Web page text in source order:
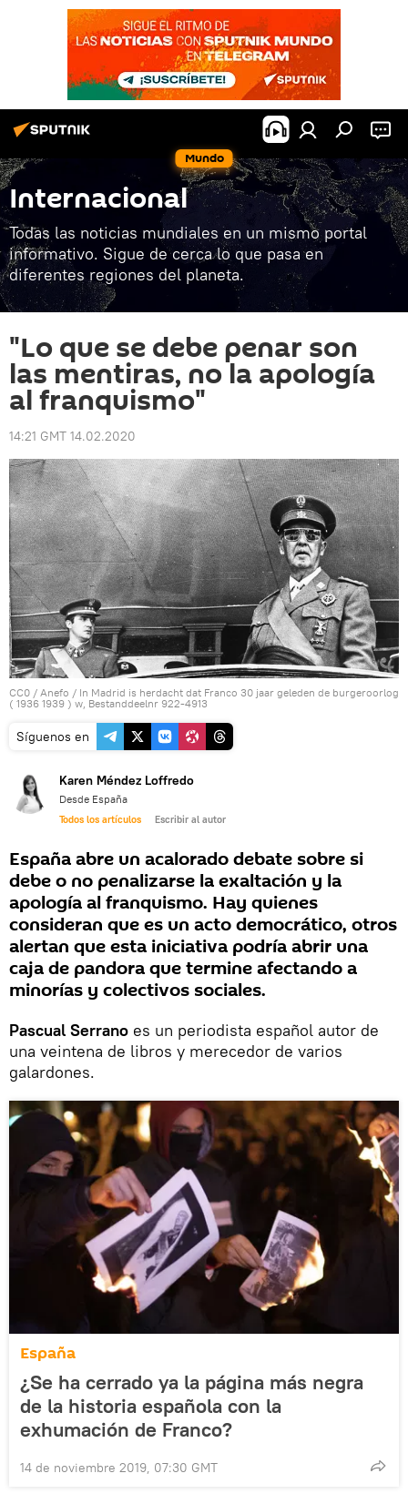
Mundo
Internacional
Todas las noticias mundiales en un mismo portal
informativo. Sigue de cerca lo que pasa en
diferentes regiones del planeta.
"Lo que se debe penar son
las mentiras, no la apología
al franquismo"
14:21 GMT 14.02.2020
CC0 / Anefo / In Madrid is herdacht dat Franco 30 jaar geleden de burgeroorlog
( 1936 1939 ) w, Bestanddeelnr 922-4913
Síguenos en
Karen Méndez Loffredo
Desde España
Todos los artículos Escribir al autor
España abre un acalorado debate sobre si
debe o no penalizarse la exaltación y la
apología al franquismo. Hay quienes
consideran que es un acto democrático, otros
alertan que esta iniciativa podría abrir una
caja de pandora que termine afectando a
minorías y colectivos sociales.
Pascual Serrano es un periodista español autor de
una veintena de libros y merecedor de varios
galardones.
España
¿Se ha cerrado ya la página más negra
de la historia española con la
exhumación de Franco?
14 de noviembre 2019, 07:30 GMT